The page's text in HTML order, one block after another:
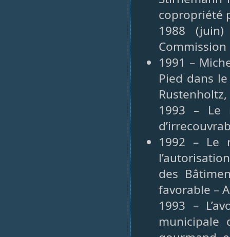
copropriété
1988
1991 –
Pied dans
1993 – Le
1992 – Le
des
favorable –
1993 –